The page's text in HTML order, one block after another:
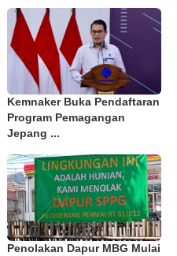
Kemnaker Buka Pendaftaran
Program Pemagangan
Jepang ...
Penolakan Dapur MBG Mulai